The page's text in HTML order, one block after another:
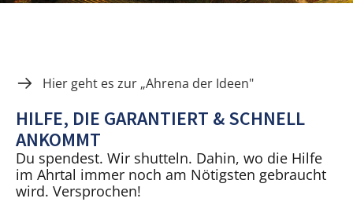
Hier geht es zur „Ahrena der Ideen"
HILFE, DIE GARANTIERT & SCHNELL
ANKOMMT
Du spendest. Wir shutteln. Dahin, wo die Hilfe
im Ahrtal immer noch am Nötigsten gebraucht
wird. Versprochen!